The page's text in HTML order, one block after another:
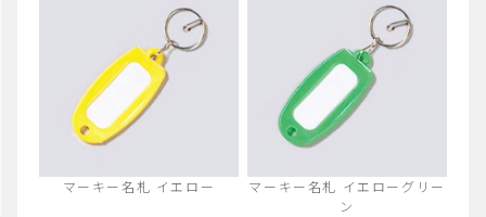
マーキー名札 イエロー
マーキー名札 イエローグリー
ン